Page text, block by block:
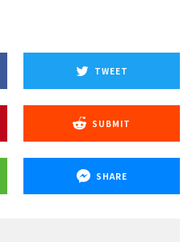
TWEET
SUBMIT
SHARE